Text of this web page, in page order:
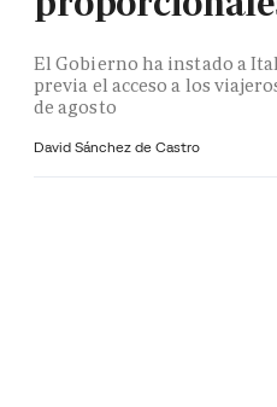
El Gobierno ha instado a
previa el acceso a los
de agosto
David Sánchez de Castro